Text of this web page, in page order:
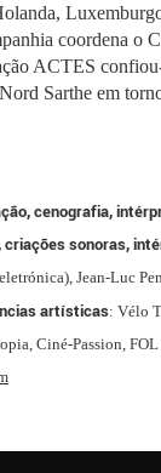
coordena o
ACTES
Sarthe em
cenografia,
sonoras,
Jean-Luc
artísticas: Vélo
Ciné-Passion,